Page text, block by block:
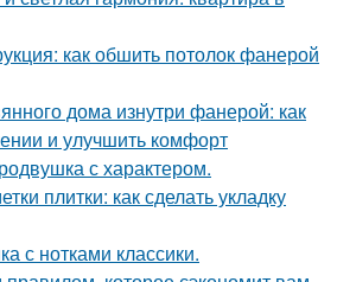
как обшить потолок фанерой
дома изнутри фанерой: как
и улучшить комфорт
с характером.
плитки: как сделать укладку
с нотками классики.